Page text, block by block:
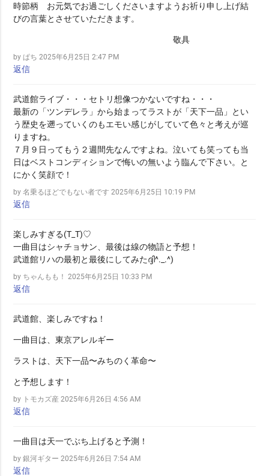
時節柄 お元気でお過ごしくださいますようお祈り申し上げ結
びの言葉とさせていただきます。
敬具
by ぱち 2025年6月25日 2:47 PM
返信
武道館ライブ・・・セトリ想像つかないですね・・・
最新の「ツンデレラ」から始まってラストが「天下一品」とい
う歴史を遡っていくのもエモい感じがしていて色々と考えが巡
りますね。
７月９日ってもう２週間先なんですよね。泣いても笑っても当
日はベストコンディションで悔いの無いよう臨んで下さい。と
にかく笑顔で！
by 名乗るほどでもない者です 2025年6月25日 10:19 PM
返信
楽しみすぎる(T_T)♡
一曲目はシャチョサン、最後は線の物語と予想！
武道館リハの最初と最後にしてみたദ്ദി^._.^)
by ちゃんもも！ 2025年6月25日 10:33 PM
返信
武道館、楽しみですね！
一曲目は、東京アレルギー
ラストは、天下一品〜みちのく革命〜
と予想します！
by トモカズ産 2025年6月26日 4:56 AM
返信
一曲目は天一でぶち上げると予測！
by 銀河ギター 2025年6月26日 7:54 AM
返信